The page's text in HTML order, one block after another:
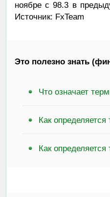
ноябре с 98.3 в
Источник: FxTeam
Это полезно знать
Что означает
Как
Как